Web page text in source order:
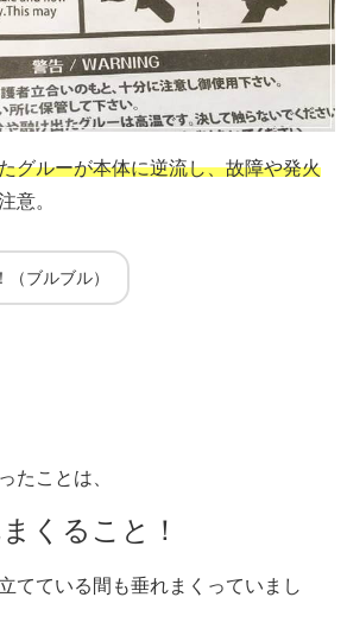
グルーが本体に逆流し、故障や発火
意。
（ブルブル）
たことは、
くること！
てている間も垂れまくっていまし